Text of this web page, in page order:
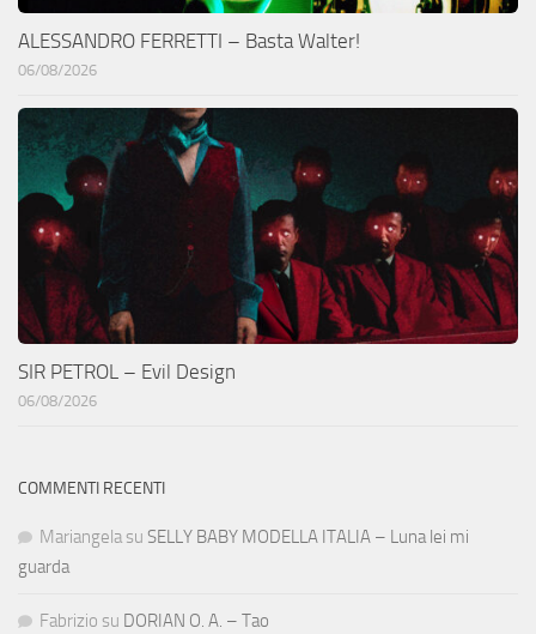
ALESSANDRO FERRETTI – Basta Walter!
06/08/2026
SIR PETROL – Evil Design
06/08/2026
COMMENTI RECENTI
Mariangela su SELLY BABY MODELLA ITALIA – Luna lei mi
guarda
Fabrizio su DORIAN O. A. – Tao